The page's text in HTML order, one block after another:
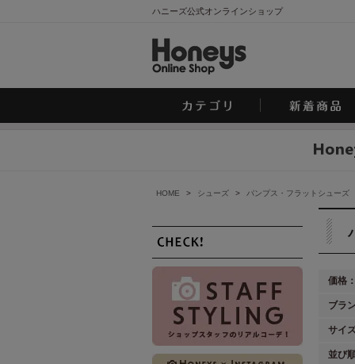
ハニーズ公式オンラインショップ
HOME > シューズ > パンプス・フラットシューズ
価格
ブラ
サイ
並び